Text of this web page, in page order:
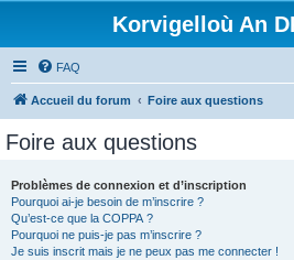
Korvigelloù An
FAQ
Accueil du forum Foire aux questions
Foire aux questions
Problèmes de connexion et d’inscription
Pourquoi ai-je besoin de m’inscrire ?
Qu’est-ce que la COPPA ?
Pourquoi ne puis-je pas m’inscrire ?
Je suis inscrit mais je ne peux pas me connecter !